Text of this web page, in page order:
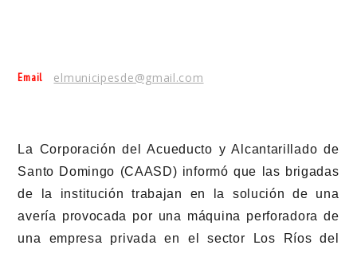
Email elmunicipesde@gmail.com
La Corporación del Acueducto y Alcantarillado de
Santo Domingo (CAASD) informó que las brigadas
de la institución trabajan en la solución de una
avería provocada por una máquina perforadora de
una empresa privada en el sector Los Ríos del